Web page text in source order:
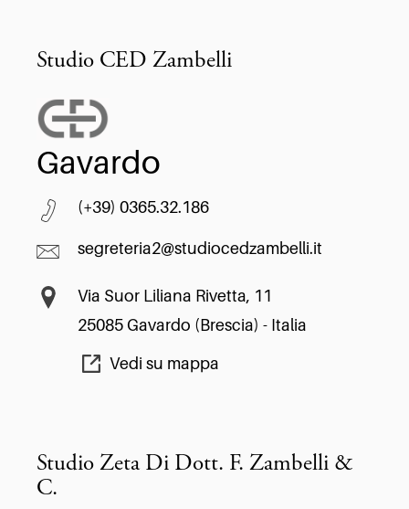
Studio CED Zambelli
Gavardo
(+39) 0365.32.186
segreteria2@studiocedzambelli.it
Via Suor Liliana Rivetta, 11
25085 Gavardo (Brescia) - Italia
Vedi su mappa
Studio Zeta Di Dott. F. Zambelli &
C.